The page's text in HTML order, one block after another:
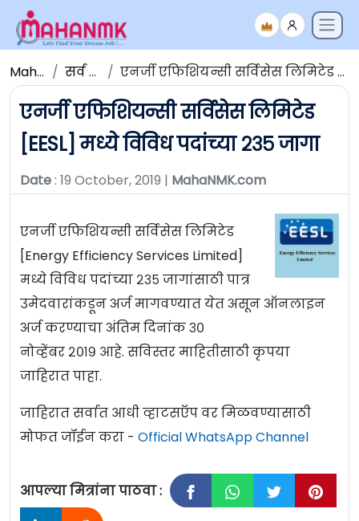
Maha NMK सर्व जाहिराती एनर्जी एफिशियन्सी सर्विसेस लिमिटेड [EESL] मध्ये विविध पदांच्या २३५ जागा
एनर्जी एफिशियन्सी सर्विसेस लिमिटेड
[EESL] मध्ये विविध पदांच्या २३५ जागा
Date: 19 October, 2019 | MahaNMK.com
एनर्जी एफिशियन्सी सर्विसेस लिमिटेड
[Energy Efficiency Services Limited]
मध्ये विविध पदांच्या २३५ जागांसाठी पात्र
उमेदवारांकडून अर्ज मागवण्यात येत असून ऑनलाइन
अर्ज करण्याचा अंतिम दिनांक ३०
नोव्हेंबर २०१९ आहे. सविस्तर माहितीसाठी कृपया
जाहिरात पाहा.
जाहिरात सर्वात आधी व्हाटसऍप वर मिळवण्यासाठी
मोफत जॉईन करा - Official WhatsApp Channel
आपल्या मित्रांना पाठवा :